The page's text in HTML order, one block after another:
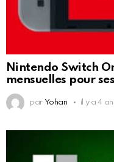
Nintendo Switch
mensuelles pour
par Yohan il y a 4